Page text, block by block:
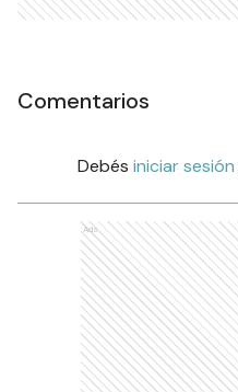
Comentarios
Debés iniciar sesión
Ads